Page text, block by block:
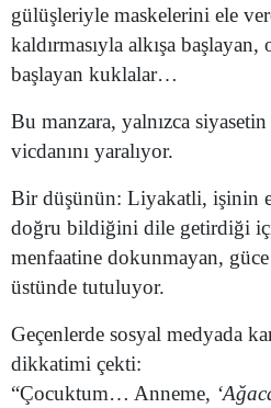
gülüşleriyle maskelerini ele
kaldırmasıyla alkışa başlayan,
başlayan kuklalar…
Bu manzara, yalnızca
vicdanını yaralıyor.
Bir düşünün: Liyakatli, işinin
doğru bildiğini dile getirdiği
menfaatine dokunmayan,
üstünde tutuluyor.
Geçenlerde sosyal medyada
dikkatimi çekti:
“Çocuktum… Anneme,